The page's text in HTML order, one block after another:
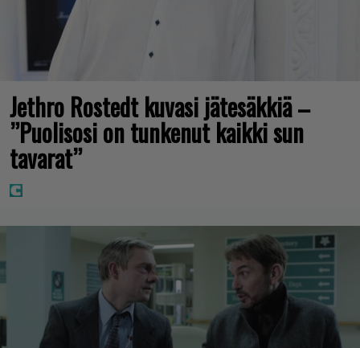
Jethro Rostedt kuvasi jätesäkkiä –
”Puolisosi on tunkenut kaikki sun
tavarat”